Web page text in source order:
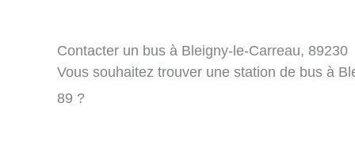
Contacter un bus à Bleigny-le-Carreau, 89230
Vous souhaitez trouver une station de bus à
89 ?